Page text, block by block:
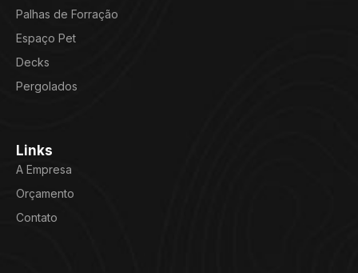
Palhas de Forração
Espaço Pet
Decks
Pergolados
Links
A Empresa
Orçamento
Contato